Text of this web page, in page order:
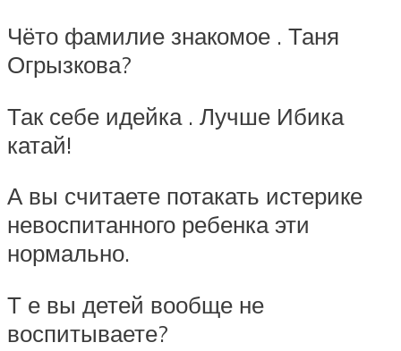
Чёто фамилие знакомое . Таня
Огрызкова?
Так себе идейка . Лучше Ибика
катай!
А вы считаете потакать истерике
невоспитанного ребенка эти
нормально.
Т е вы детей вообще не
воспитываете?